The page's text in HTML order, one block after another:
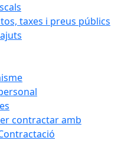
taxes i preus públics
contractar amb